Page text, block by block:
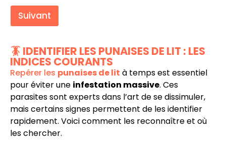
Suivant
🪳 IDENTIFIER LES PUNAISES DE LIT : LES
INDICES COURANTS
Repérer les punaises de lit à temps est essentiel
pour éviter une infestation massive. Ces
parasites sont experts dans l’art de se dissimuler,
mais certains signes permettent de les identifier
rapidement. Voici comment les reconnaître et où
les chercher.